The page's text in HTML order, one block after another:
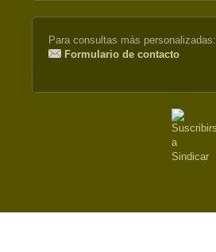
Para consultas más personalizadas:
Formulario de contacto